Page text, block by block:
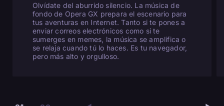
Olvídate del aburrido silencio. La música de
fondo de Opera GX prepara el escenario para
tus aventuras en Internet. Tanto si te pones a
enviar correos electrónicos como si te
sumerges en memes, la música se amplifica o
se relaja cuando tú lo haces. Es tu navegador,
pero más alto y orgulloso.